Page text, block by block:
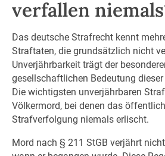
verfallen
Das deutsche Strafrecht kennt
Straftaten, die grundsätzlich nicht
Unverjährbarkeit trägt der
gesellschaftlichen Bedeutung
Die wichtigsten unverjährbaren
Völkermord, bei denen das
Strafverfolgung niemals erlischt.
Mord nach § 211 StGB verjährt